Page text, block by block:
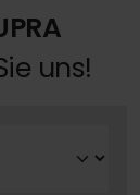
uns!